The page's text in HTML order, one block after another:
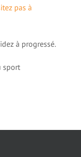
pas à
à progressé.
sport